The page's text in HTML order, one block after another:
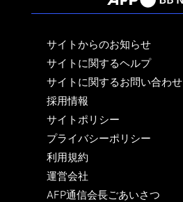
サイトからのお知らせ
サイトに関するヘルプ
サイトに関するお問い合わせ
採用情報
サイトポリシー
プライバシーポリシー
利用規約
運営会社
AFP通信会長ごあいさつ